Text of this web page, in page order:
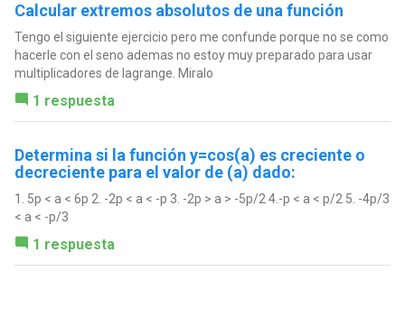
Calcular extremos absolutos de una función
Tengo el siguiente ejercicio pero me confunde porque no se como
hacerle con el seno ademas no estoy muy preparado para usar
multiplicadores de lagrange. Miralo
1 respuesta
Determina si la función y=cos(a) es creciente o
decreciente para el valor de (a) dado:
1. 5p < a < 6p 2. -2p < a < -p 3. -2p > a > -5p/2 4.-p < a < p/2 5. -4p/3
< a < -p/3
1 respuesta